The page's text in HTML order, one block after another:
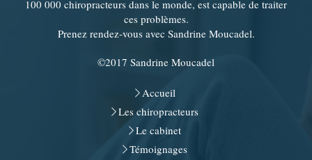
100 000 chiropracteurs dans le monde, est capable de traiter
ces problèmes.
Prenez rendez-vous avec Sandrine Moucadel.
©2017 Sandrine Moucadel
Accueil
Les chiropracteurs
Le cabinet
Témoignages